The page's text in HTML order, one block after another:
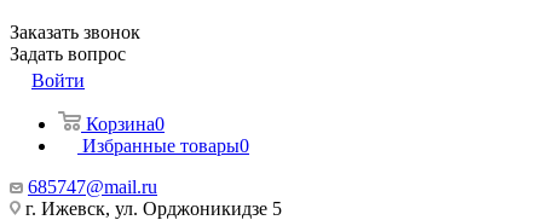
Заказать звонок
Задать вопрос
Войти
Корзина0
Избранные товары0
685747@mail.ru
г. Ижевск, ул. Орджоникидзе 5